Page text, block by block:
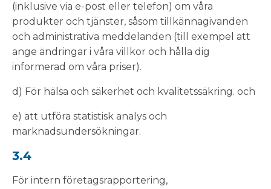
(inklusive via e-post eller telefon) om våra
produkter och tjänster, såsom tillkännagivanden
och administrativa meddelanden (till exempel att
ange ändringar i våra villkor och hålla dig
informerad om våra priser).
d) För hälsa och säkerhet och kvalitetssäkring. och
e) att utföra statistisk analys och
marknadsundersökningar.
3.4
För intern företagsrapportering,